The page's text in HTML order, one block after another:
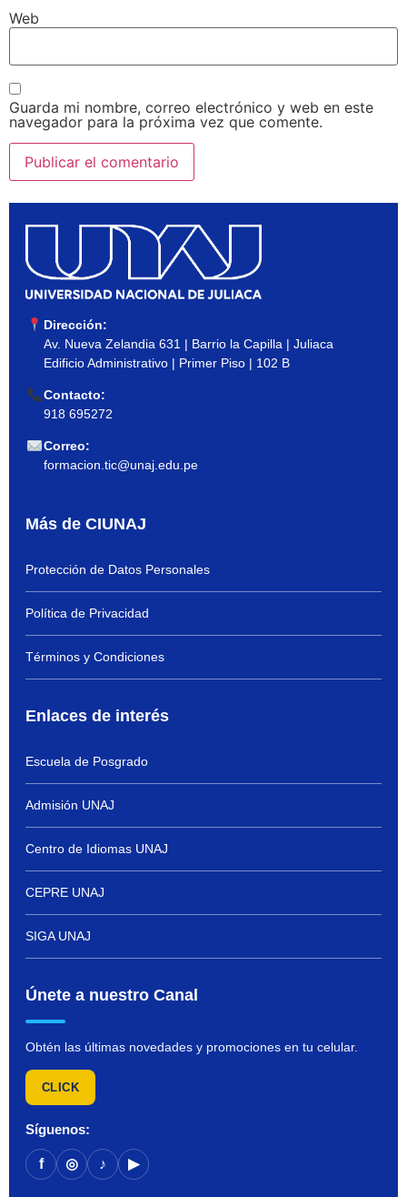
Web
Guarda mi nombre, correo electrónico y web en este
navegador para la próxima vez que comente.
Dirección:
Av. Nueva Zelandia 631 | Barrio la Capilla | Juliaca
Edificio Administrativo | Primer Piso | 102 B
Contacto:
918 695272
Correo:
formacion.tic@unaj.edu.pe
Más de CIUNAJ
Protección de Datos Personales
Política de Privacidad
Términos y Condiciones
Enlaces de interés
Escuela de Posgrado
Admisión UNAJ
Centro de Idiomas UNAJ
CEPRE UNAJ
SIGA UNAJ
Únete a nuestro Canal
Obtén las últimas novedades y promociones en tu celular.
CLICK
Síguenos:
f ◎ ♪ ▶